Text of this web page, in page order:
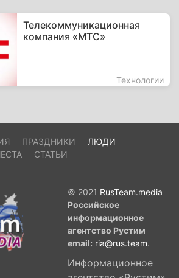
Телекоммуникационная
компания «МТС»
Технологии
ПРАЗДНИКИ
ЛЮДИ
СТАТЬИ
© 2021 RusTeam.media
Российское
информационное
агентство Рустим
email: ria@rus.team.
Информационное